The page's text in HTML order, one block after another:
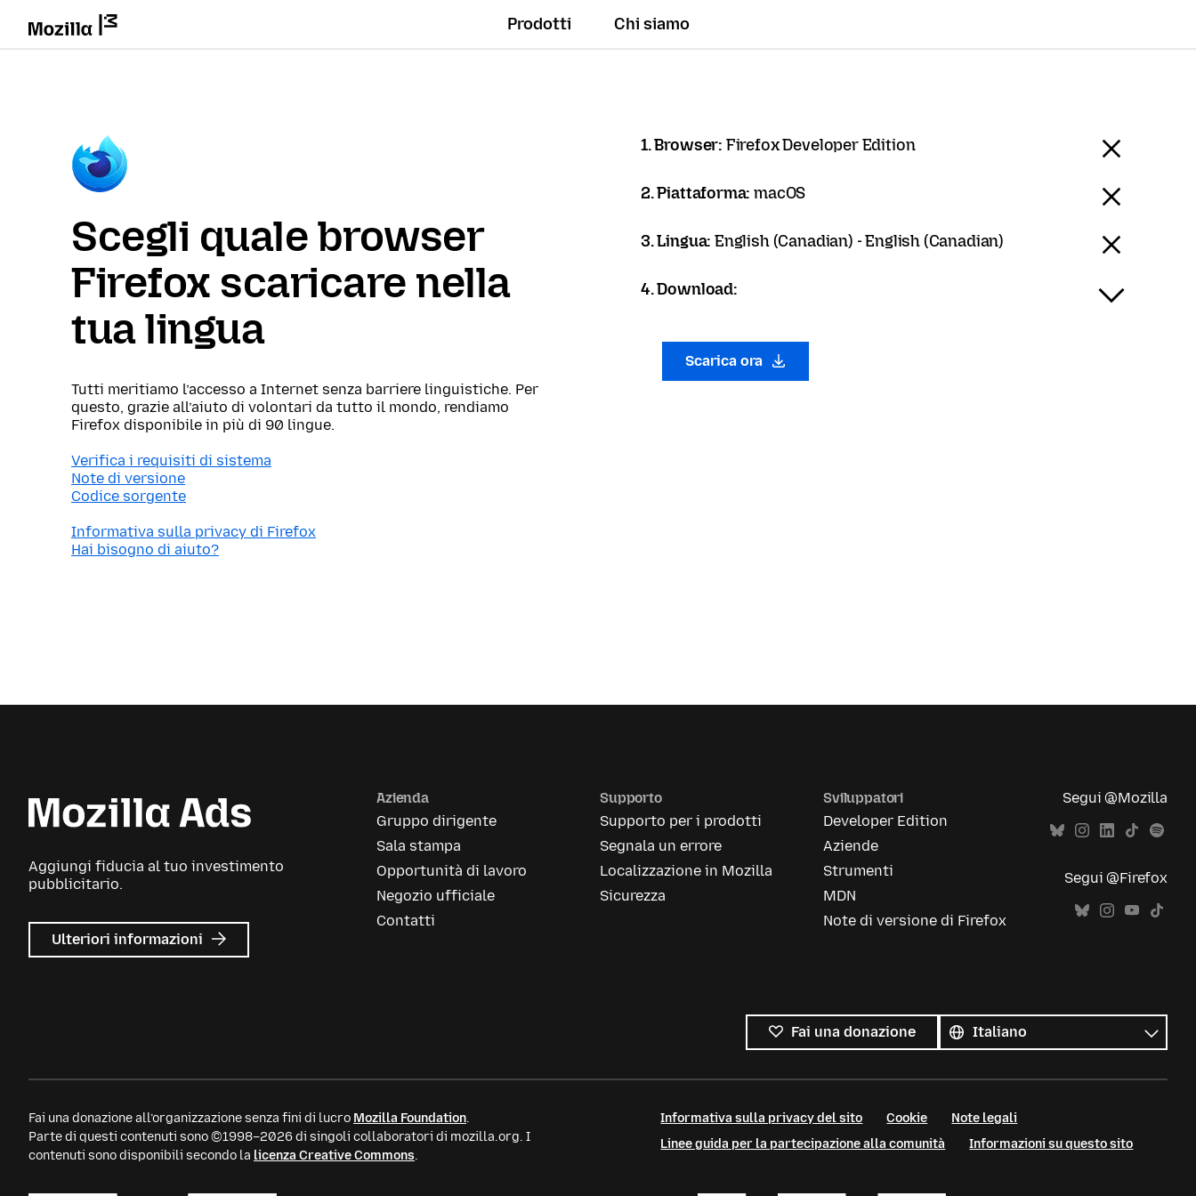
Prodotti Chi siamo
Scegli quale browser
Firefox scaricare nella
tua lingua
Tutti meritiamo l’accesso a Internet senza barriere linguistiche. Per
questo, grazie all’aiuto di volontari da tutto il mondo, rendiamo
Firefox disponibile in più di 90 lingue.
Verifica i requisiti di sistema
Note di versione
Codice sorgente
Informativa sulla privacy di Firefox
Hai bisogno di aiuto?
1. Browser: Firefox Developer Edition
2. Piattaforma:macOS
3. Lingua:English (Canadian) - English (Canadian)
4. Download:
Scarica ora
Aggiungi fiducia al tuo investimento
pubblicitario.
Ulteriori informazioni su
Mozilla
Azienda
Gruppo dirigente
Sala stampa
Opportunità di lavoro
Negozio ufficiale
Contatti
Supporto
Supporto per i prodotti
Segnala un errore
Localizzazione in Mozilla
Sicurezza
Sviluppatori
Developer Edition
Aziende
Strumenti
MDN
Note di versione di Firefox
Segui @Mozilla
Segui @Firefox
Fai una donazione
le
lingue
Lingua
Fai una donazione all’organizzazione senza fini di lucro Mozilla Foundation.
Parte di questi contenuti sono ©1998–2026 di singoli collaboratori di mozilla.org. I
contenuti sono disponibili secondo la licenza Creative Commons.
Informativa sulla privacy del sito Cookie
Note legali
Linee guida per la partecipazione alla comunità
Informazioni su questo sito